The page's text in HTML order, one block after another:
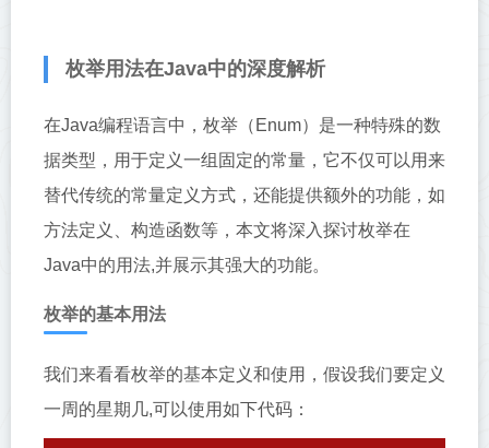
枚举用法在Java中的深度解析
在Java编程语言中，枚举（Enum）是一种特殊的数
据类型，用于定义一组固定的常量，它不仅可以用来
替代传统的常量定义方式，还能提供额外的功能，如
方法定义、构造函数等，本文将深入探讨枚举在
Java中的用法,并展示其强大的功能。
枚举的基本用法
我们来看看枚举的基本定义和使用，假设我们要定义
一周的星期几,可以使用如下代码：